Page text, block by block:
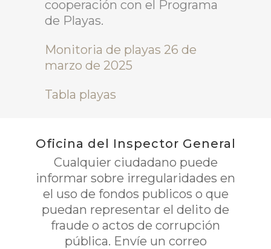
cooperación con el Programa
de Playas.
Monitoria de playas 26 de
marzo de 2025
Tabla playas
Oficina del Inspector General
Cualquier ciudadano puede
informar sobre irregularidades en
el uso de fondos publicos o que
puedan representar el delito de
fraude o actos de corrupción
pública. Envíe un correo